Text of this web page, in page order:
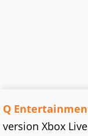
Q
version Xbox